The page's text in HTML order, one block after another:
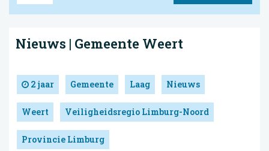
Nieuws | Gemeente Weert
2 jaar Gemeente Laag Nieuws
Weert Veiligheidsregio Limburg-Noord
Provincie Limburg